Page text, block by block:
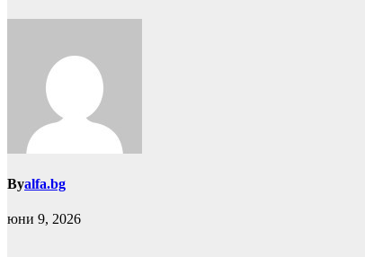
Byalfa.bg
юни 9, 2026